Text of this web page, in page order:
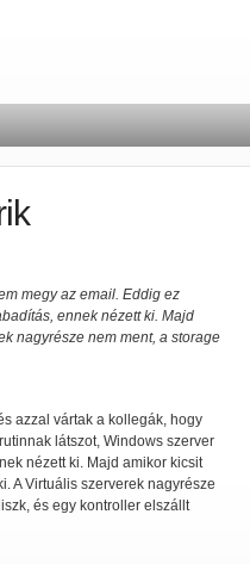
megy az email. Eddig ez
ennek nézett ki. Majd
nagyrésze nem ment, a storage
azzal vártak a kollegák, hogy
látszot, Windows szerver
nézett ki. Majd amikor kicsit
A Virtuális szerverek nagyrésze
és egy kontroller elszállt